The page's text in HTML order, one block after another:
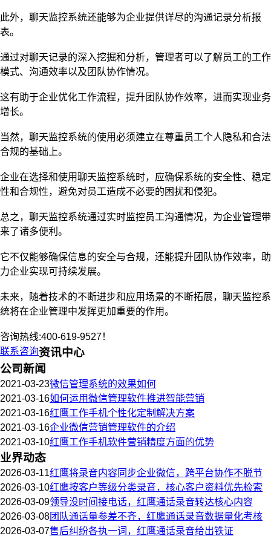
此外，聊天监控系统还能够为企业提供详尽的沟通记录分析报
表。
通过对聊天记录的深入挖掘和分析，管理者可以了解员工的工作
模式、沟通效率以及团队协作情况。
这有助于企业优化工作流程，提升团队协作效率，进而实现业务
增长。
当然，聊天监控系统的使用必须建立在尊重员工个人隐私和合法
合规的基础上。
企业在选择和使用聊天监控系统时，应确保系统的安全性、稳定
性和合规性，避免对员工造成不必要的困扰和侵犯。
总之，聊天监控系统通过实时监控员工沟通情况，为企业管理带
来了诸多便利。
它不仅能够确保信息的安全与合规，还能提升团队协作效率，助
力企业实现可持续发展。
未来，随着技术的不断进步和应用场景的不断拓展，聊天监控系
统将在企业管理中发挥更加重要的作用。
咨询热线:400-619-9527！
联系咨询资讯中心
公司新闻
2021-03-23微信管理系统的效果如何
2021-03-16如何运用微信管理软件推进智能营销
2021-03-16红鹰工作手机个性化定制解决方案
2021-03-16企业微信营销管理软件的介绍
2021-03-10红鹰工作手机软件营销精度方面的优势
业界动态
2026-03-11红鹰将录音内容同步企业微信，跨平台协作不脱节
2026-03-10红鹰按客户等级分类录音，核心客户资料优先检索
2026-03-09领导没时间接电话，红鹰通话录音转达核心内容
2026-03-08团队通话量参差不齐，红鹰通话录音数据量化考核
2026-03-07售后纠纷各执一词，红鹰通话录音给出铁证